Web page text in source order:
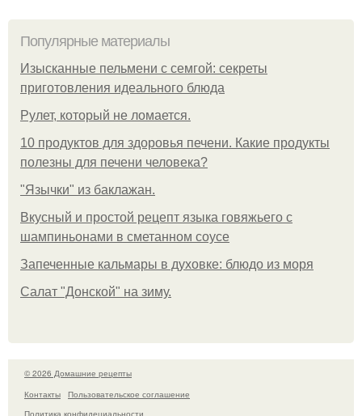
Популярные материалы
Изысканные пельмени с семгой: секреты
приготовления идеального блюда
Рулет, который не ломается.
10 продуктов для здоровья печени. Какие продукты
полезны для печени человека?
"Язычки" из баклажан.
Вкусный и простой рецепт языка говяжьего с
шампиньонами в сметанном соусе
Запеченные кальмары в духовке: блюдо из моря
Салат "Донской" на зиму.
© 2026 Домашние рецепты
Контакты
Пользовательское соглашение